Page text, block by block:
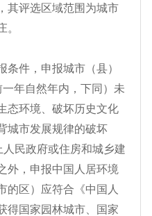
其评选区域范围为城市
。
条件，申报城市（县）
年自然年内，下同）未
态环境、破坏历史文化
城市发展规律的破坏
人民政府或住房和城乡建
外，申报中国人居环境
的区）应符合《中国人
得国家园林城市、国家